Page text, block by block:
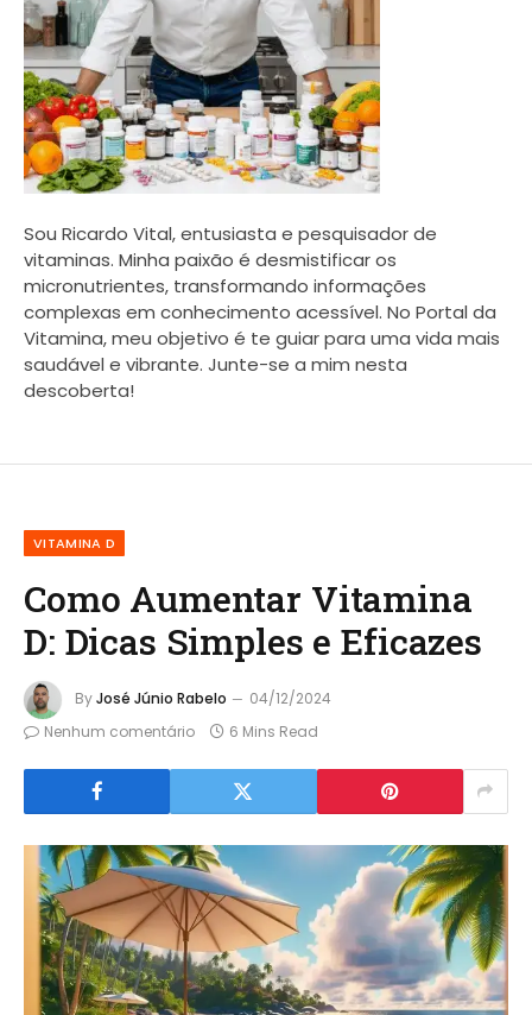
Sou Ricardo Vital, entusiasta e pesquisador de
vitaminas. Minha paixão é desmistificar os
micronutrientes, transformando informações
complexas em conhecimento acessível. No Portal da
Vitamina, meu objetivo é te guiar para uma vida mais
saudável e vibrante. Junte-se a mim nesta
descoberta!
VITAMINA D
Como Aumentar Vitamina
D: Dicas Simples e Eficazes
ByJosé Júnio Rabelo
04/12/2024
Nenhum comentário
6 Mins Read